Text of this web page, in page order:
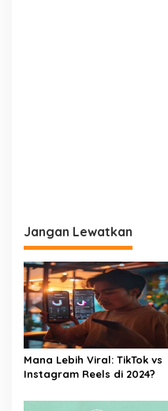
Jangan Lewatkan
Mana Lebih Viral: TikTok vs
Instagram Reels di 2024?